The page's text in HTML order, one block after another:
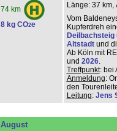
74 km
8 kg CO2e
Länge: 37 km,
Vom
Kupferdreh
Deilbachsteig
Altstadtund
Ab Köln mit
und 2026.
Treffpunkt: bei
Anmeldung:
den
Leitung: Jens
August